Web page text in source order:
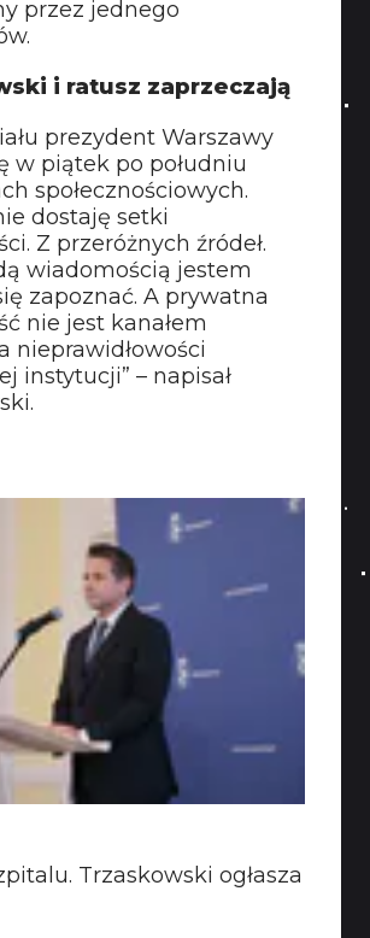
przez jednego
i ratusz zaprzeczają
prezydent Warszawy
w piątek po południu
społecznościowych.
dostaję setki
Z przeróżnych źródeł.
wiadomością jestem
zapoznać. A prywatna
nie jest kanałem
nieprawidłowości
instytucji” – napisał
Trzaskowski ogłasza